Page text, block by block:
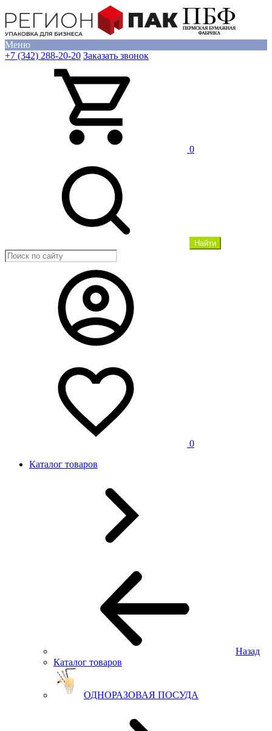
Меню
+7 (342) 288-20-20 Заказать звонок
0
Найти
0
Каталог товаров
Назад
Каталог товаров
ОДНОРАЗОВАЯ ПОСУДА